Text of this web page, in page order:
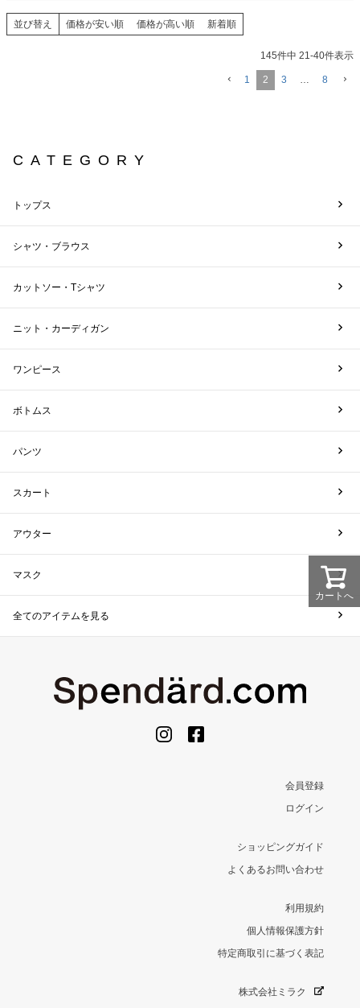
並び替え 価格が安い順 価格が高い順 新着順
145件中 21 -40件表示
1 2 3 8
カートへ
CATEGORY
トップス
シャツ・ブラウス
カットソー・Tシャツ
ニット・カーディガン
ワンピース
ボトムス
パンツ
スカート
アウター
マスク
全てのアイテムを見る
会員登録
ログイン
ショッピングガイド
よくあるお問い合わせ
利用規約
個人情報保護方針
特定商取引に基づく表記
株式会社ミラク